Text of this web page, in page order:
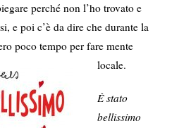
perché non l’ho trovato e
e poi c’è da dire che durante la
poco tempo per fare mente
locale.
È stato
bellissimo